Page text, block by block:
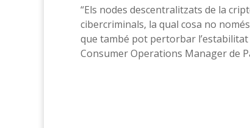
“Els nodes descentralitzats de la
cibercriminals, la qual cosa no
que també pot pertorbar l’estabilitat
Consumer Operations Manager de